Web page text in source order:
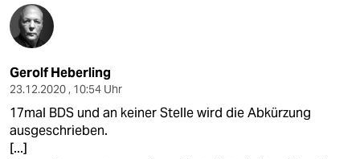
Gerolf Heberling
23.12.2020 , 10:54 Uhr
17mal BDS und an keiner Stelle wird die Abkürzung
ausgeschrieben.
[...]